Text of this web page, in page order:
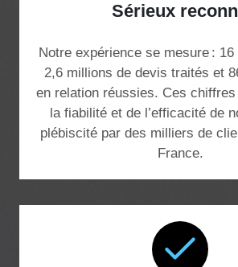
Sérieux
Notre expérience se mesure : 16
2,6 millions de devis traités et
en relation réussies. Ces
la fiabilité et de l’efficacité de
plébiscité par des milliers de
France.